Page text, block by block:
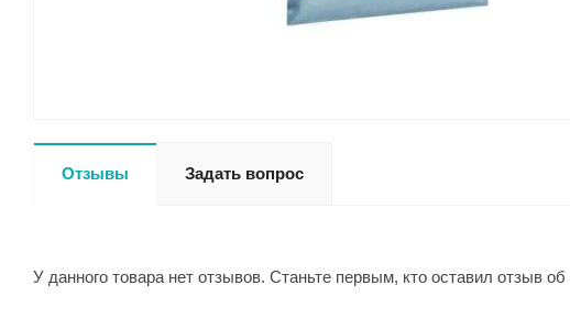
Отзывы Задать вопрос
У данного товара нет отзывов. Станьте первым, кто оставил отзыв об